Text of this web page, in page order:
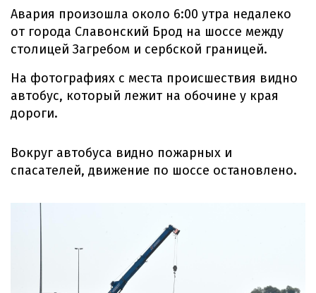
Авария произошла около 6:00 утра недалеко
от города Славонский Брод на шоссе между
столицей Загребом и сербской границей.
На фотографиях с места происшествия видно
автобус, который лежит на обочине у края
дороги.
Вокруг автобуса видно пожарных и
спасателей, движение по шоссе остановлено.